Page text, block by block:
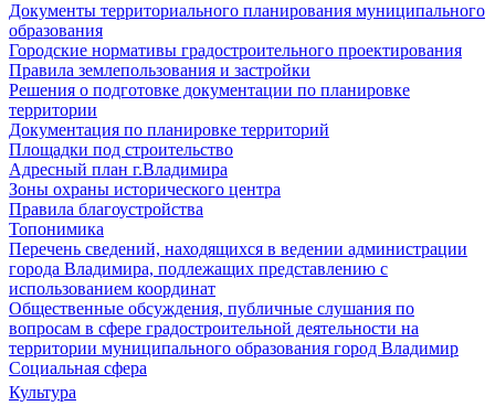
Документы территориального планирования муниципального
образования
Городские нормативы градостроительного проектирования
Правила землепользования и застройки
Решения о подготовке документации по планировке
территории
Документация по планировке территорий
Площадки под строительство
Адресный план г.Владимира
Зоны охраны исторического центра
Правила благоустройства
Топонимика
Перечень сведений, находящихся в ведении администрации
города Владимира, подлежащих представлению с
использованием координат
Общественные обсуждения, публичные слушания по
вопросам в сфере градостроительной деятельности на
территории муниципального образования город Владимир
Социальная сфера
Культура